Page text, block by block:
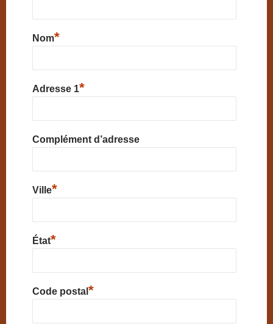
Nom*
Adresse 1*
Complément d’adresse
Ville*
État*
Code postal *